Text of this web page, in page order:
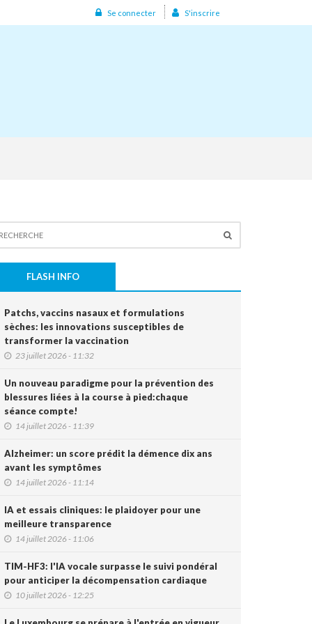
Se connecter S'inscrire
FLASH INFO
Patchs, vaccins nasaux et formulations
sèches: les innovations susceptibles de
transformer la vaccination
23 juillet 2026 - 11:32
Un nouveau paradigme pour la prévention des
blessures liées à la course à pied:chaque
séance compte!
14 juillet 2026 - 11:39
Alzheimer: un score prédit la démence dix ans
avant les symptômes
14 juillet 2026 - 11:14
IA et essais cliniques: le plaidoyer pour une
meilleure transparence
14 juillet 2026 - 11:06
TIM-HF3: l'IA vocale surpasse le suivi pondéral
pour anticiper la décompensation cardiaque
10 juillet 2026 - 12:25